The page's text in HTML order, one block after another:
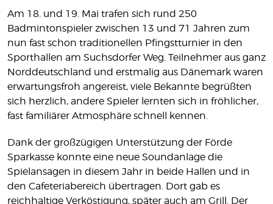
KONTAKT
IMPRESSUM
DATENSCHUTZ
Am 18. und 19. Mai trafen sich rund 250
Badmintonspieler zwischen 13 und 71 Jahren zum
nun fast schon traditionellen Pfingstturnier in den
Sporthallen am Suchsdorfer Weg. Teilnehmer aus ganz
Norddeutschland und erstmalig aus Dänemark waren
erwartungsfroh angereist, viele Bekannte begrüßten
sich herzlich, andere Spieler lernten sich in fröhlicher,
fast familiärer Atmosphäre schnell kennen.
Dank der großzügigen Unterstützung der Förde
Sparkasse konnte eine neue Soundanlage die
Spielansagen in diesem Jahr in beide Hallen und in
den Cafeteriabereich übertragen. Dort gab es
reichhaltige Verköstigung, später auch am Grill. Der